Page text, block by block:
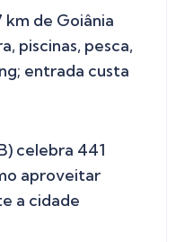
km de Goiânia
piscinas, pesca,
entrada custa
celebra 441
aproveitar
a cidade